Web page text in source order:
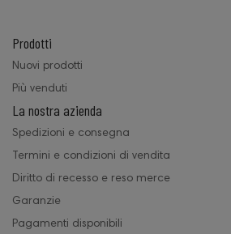
Prodotti
Nuovi prodotti
Più venduti
La nostra azienda
Spedizioni e consegna
Termini e condizioni di vendita
Diritto di recesso e reso merce
Garanzie
Pagamenti disponibili